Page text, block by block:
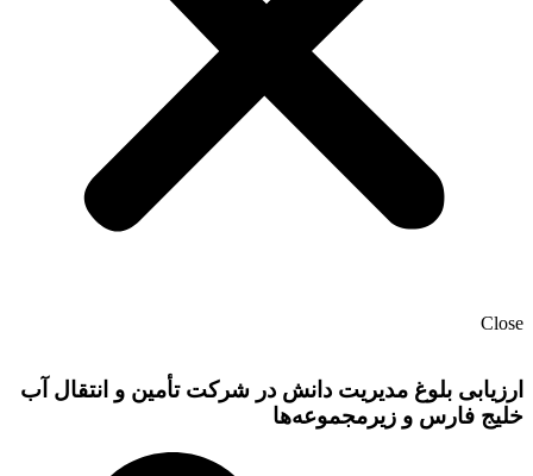
Close
ارزیابی بلوغ مدیریت دانش در شرکت تأمین و انتقال آب
خلیج فارس و زیرمجموعه‌ها